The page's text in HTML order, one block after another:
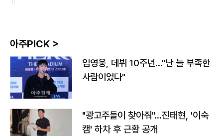
아주PICK >
임영웅, 데뷔 10주년…"난 늘 부족한
사람이었다"
"광고주들이 찾아줘"…진태현, '이숙
캠' 하차 후 근황 공개